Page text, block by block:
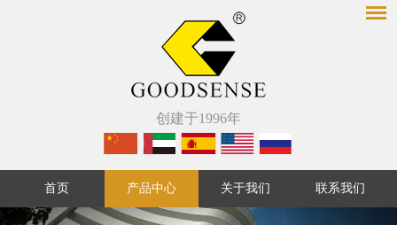
创建于1996年
首页 产品中心 关于我们 联系我们